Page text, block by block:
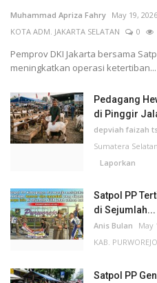
Muhammad Apriza Fahry May 19, 2026
KOTA ADM. JAKARTA SELATAN
0
Pemprov DKI Jakarta bersama
meningkatkan operasi ketertiban...
Pedagang
di Pinggir
depviah faizah
Sumatera Selatan
Laporkan
Satpol PP
di Sejumlah...
Anis Bulan May
KAB. PURWOREJO
Satpol PP